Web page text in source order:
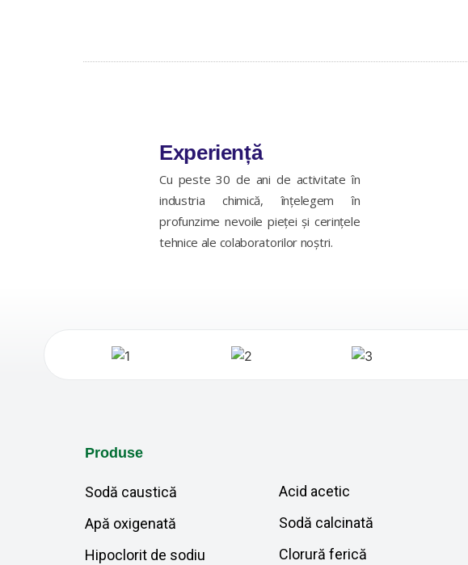
Experiență
Cu peste 30 de ani de activitate în
industria chimică, înțelegem în
profunzime nevoile pieței și cerințele
tehnice ale colaboratorilor noștri.
Produse
Sodă caustică
Apă oxigenată
Hipoclorit de sodiu
Acid acetic
Sodă calcinată
Clorură ferică